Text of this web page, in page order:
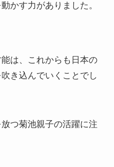
かす力がありました。
は、これからも日本の
き込んでいくことでし
つ菊池親子の活躍に注